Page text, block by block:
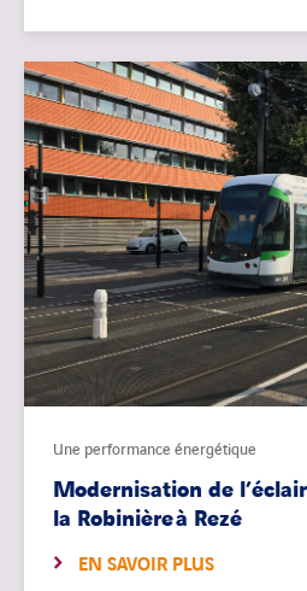
Une performance énergétique
Modernisation de
la Robinière à Rezé
EN SAVOIR PLUS